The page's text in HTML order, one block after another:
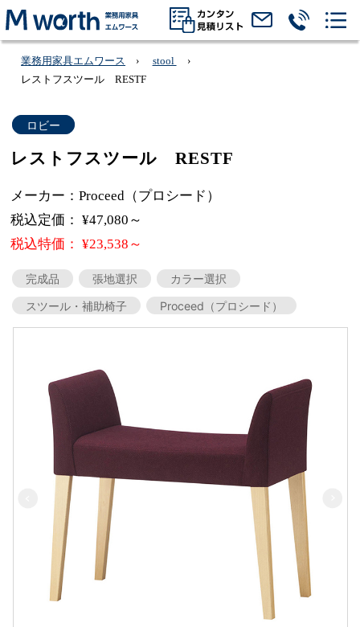
業務用家具エムワース
stool
レストフスツール RESTF
ロビー
レストフスツール RESTF
メーカー：Proceed（プロシード）
税込定価： ¥47,080～
税込特価： ¥23,538～
完成品 張地選択
カラー選択
スツール・補助椅子
Proceed（プロシード）